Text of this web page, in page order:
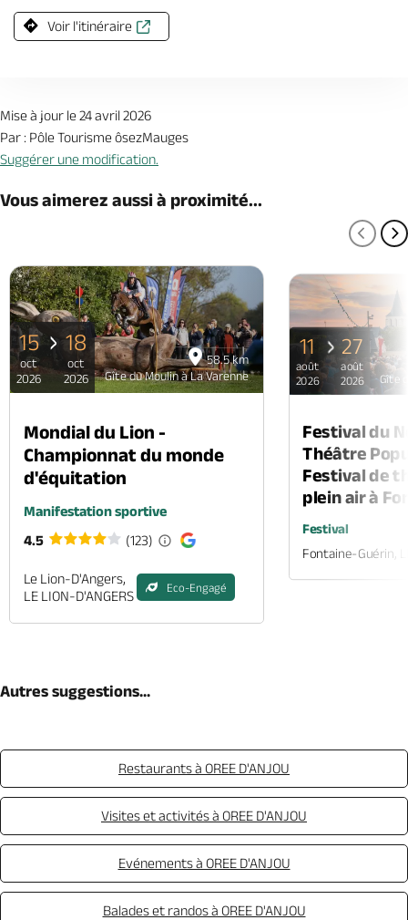
Voir l'itinéraire
Mise à jour le 24 avril 2026
Par : Pôle Tourisme ôsezMauges
Suggérer une modification.
Vous aimerez aussi à proximité...
58.5 km
Gîte du Moulin à La Varenne
15
oct
2026
18
oct
2026
Mondial du Lion -
Championnat du monde
d'équitation
Manifestation sportive
4.5
(123)
Le Lion-D'Angers,
LE LION-D'ANGERS
Eco-Engagé
Gîte
11
août
2026
27
août
2026
Festival du
Théâtre
Festival de
plein air à
Festival
Fontaine-Guérin,
Autres suggestions...
Restaurants à OREE D'ANJOU
Visites et activités à OREE D'ANJOU
Evénements à OREE D'ANJOU
Balades et randos à OREE D'ANJOU